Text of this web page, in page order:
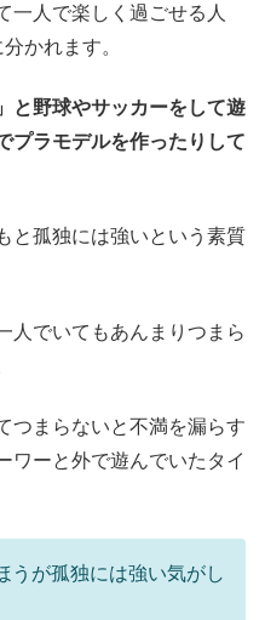
一人で楽しく過ごせる人
かれます。
と野球やサッカーをして遊
プラモデルを作ったりして
と孤独には強いという素質
人でいてもあんまりつまら
つまらないと不満を漏らす
ワーと外で遊んでいたタイ
が孤独には強い気がし